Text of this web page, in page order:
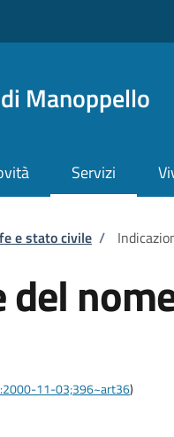
Manoppello
Servizi
e stato civile /
del
11-03;396~art36)